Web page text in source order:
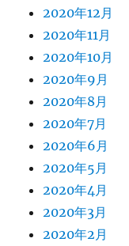
2020年12月
2020年11月
2020年10月
2020年9月
2020年8月
2020年7月
2020年6月
2020年5月
2020年4月
2020年3月
2020年2月